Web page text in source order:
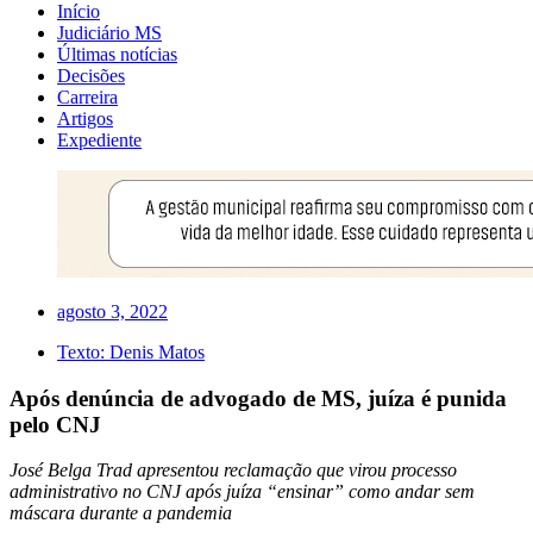
Início
Judiciário MS
Últimas notícias
Decisões
Carreira
Artigos
Expediente
agosto 3, 2022
Texto: Denis Matos
Após denúncia de advogado de MS, juíza é punida
pelo CNJ
José Belga Trad apresentou reclamação que virou processo
administrativo no CNJ após juíza “ensinar” como andar sem
máscara durante a pandemia